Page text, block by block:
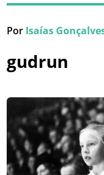
Por Isaías
gudrun